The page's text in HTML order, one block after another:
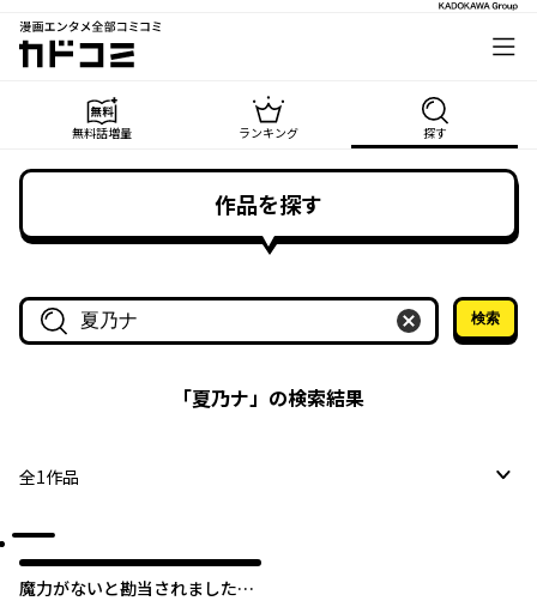
漫画エンタメ全部コミコミ
カドコミ
無料話増量 ランキング 探す
作品を探す
作品名・作家名で探す
検索
「夏乃ナ」の検索結果
全1作品
魔力がないと勘当されました